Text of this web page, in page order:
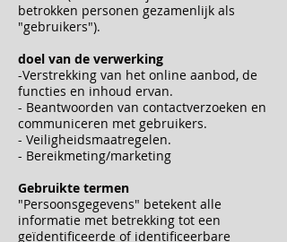
betrokken personen gezamenlijk als
"gebruikers").
doel van de verwerking
-Verstrekking van het online aanbod, de
functies en inhoud ervan.
- Beantwoorden van contactverzoeken en
communiceren met gebruikers.
- Veiligheidsmaatregelen.
- Bereikmeting/marketing
Gebruikte termen
"Persoonsgegevens" betekent alle
informatie met betrekking tot een
geïdentificeerde of identificeerbare